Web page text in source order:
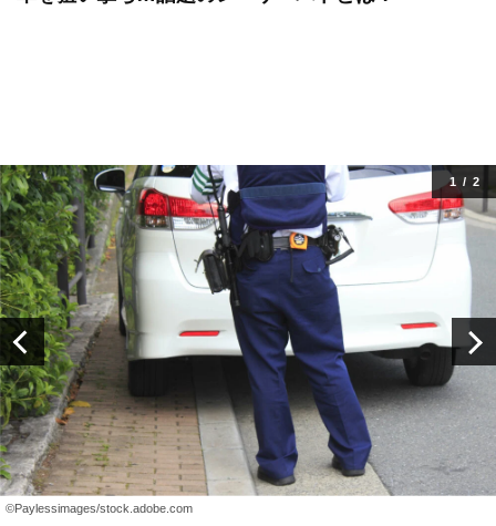
©Paylessimages/stock.adobe.com
1/ 2